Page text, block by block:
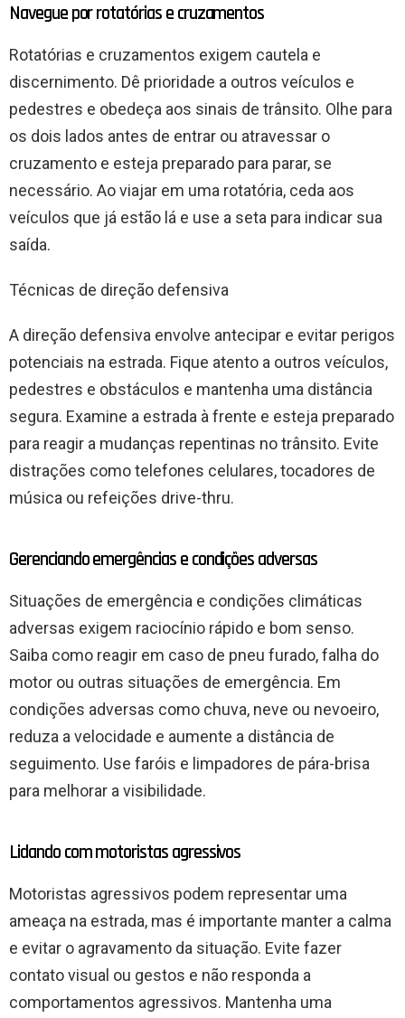
Navegue por rotatórias e cruzamentos
Rotatórias e cruzamentos exigem cautela e
discernimento. Dê prioridade a outros veículos e
pedestres e obedeça aos sinais de trânsito. Olhe para
os dois lados antes de entrar ou atravessar o
cruzamento e esteja preparado para parar, se
necessário. Ao viajar em uma rotatória, ceda aos
veículos que já estão lá e use a seta para indicar sua
saída.
Técnicas de direção defensiva
A direção defensiva envolve antecipar e evitar perigos
potenciais na estrada. Fique atento a outros veículos,
pedestres e obstáculos e mantenha uma distância
segura. Examine a estrada à frente e esteja preparado
para reagir a mudanças repentinas no trânsito. Evite
distrações como telefones celulares, tocadores de
música ou refeições drive-thru.
Gerenciando emergências e condições adversas
Situações de emergência e condições climáticas
adversas exigem raciocínio rápido e bom senso.
Saiba como reagir em caso de pneu furado, falha do
motor ou outras situações de emergência. Em
condições adversas como chuva, neve ou nevoeiro,
reduza a velocidade e aumente a distância de
seguimento. Use faróis e limpadores de pára-brisa
para melhorar a visibilidade.
Lidando com motoristas agressivos
Motoristas agressivos podem representar uma
ameaça na estrada, mas é importante manter a calma
e evitar o agravamento da situação. Evite fazer
contato visual ou gestos e não responda a
comportamentos agressivos. Mantenha uma